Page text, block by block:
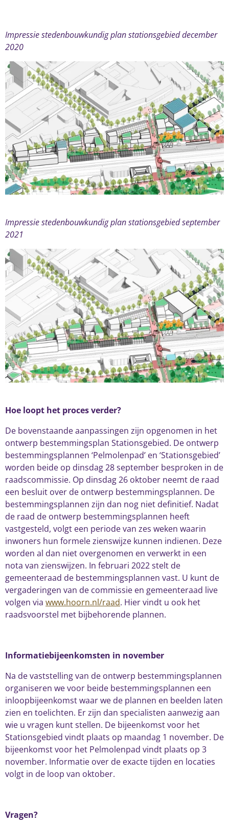
Impressie stedenbouwkundig plan stationsgebied december
2020
Impressie stedenbouwkundig plan stationsgebied september
2021
Hoe loopt het proces verder?
De bovenstaande aanpassingen zijn opgenomen in het
ontwerp bestemmingsplan Stationsgebied. De ontwerp
bestemmingsplannen ‘Pelmolenpad’ en ‘Stationsgebied’
worden beide op dinsdag 28 september besproken in de
raadscommissie. Op dinsdag 26 oktober neemt de raad
een besluit over de ontwerp bestemmingsplannen. De
bestemmingsplannen zijn dan nog niet definitief. Nadat
de raad de ontwerp bestemmingsplannen heeft
vastgesteld, volgt een periode van zes weken waarin
inwoners hun formele zienswijze kunnen indienen. Deze
worden al dan niet overgenomen en verwerkt in een
nota van zienswijzen. In februari 2022 stelt de
gemeenteraad de bestemmingsplannen vast. U kunt de
vergaderingen van de commissie en gemeenteraad live
volgen via www.hoorn.nl/raad. Hier vindt u ook het
raadsvoorstel met bijbehorende plannen.
Informatiebijeenkomsten in november
Na de vaststelling van de ontwerp bestemmingsplannen
organiseren we voor beide bestemmingsplannen een
inloopbijeenkomst waar we de plannen en beelden laten
zien en toelichten. Er zijn dan specialisten aanwezig aan
wie u vragen kunt stellen. De bijeenkomst voor het
Stationsgebied vindt plaats op maandag 1 november. De
bijeenkomst voor het Pelmolenpad vindt plaats op 3
november. Informatie over de exacte tijden en locaties
volgt in de loop van oktober.
Vragen?